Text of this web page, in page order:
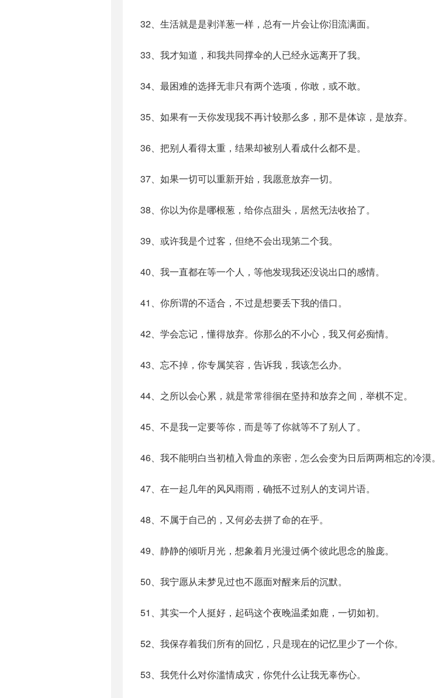
32、生活就是是剥洋葱一样，总有一片会让你泪流满面。
33、我才知道，和我共同撑伞的人已经永远离开了我。
34、最困难的选择无非只有两个选项，你敢，或不敢。
35、如果有一天你发现我不再计较那么多，那不是体谅，是放弃。
36、把别人看得太重，结果却被别人看成什么都不是。
37、如果一切可以重新开始，我愿意放弃一切。
38、你以为你是哪根葱，给你点甜头，居然无法收拾了。
39、或许我是个过客，但绝不会出现第二个我。
40、我一直都在等一个人，等他发现我还没说出口的感情。
41、你所谓的不适合，不过是想要丢下我的借口。
42、学会忘记，懂得放弃。你那么的不小心，我又何必痴情。
43、忘不掉，你专属笑容，告诉我，我该怎么办。
44、之所以会心累，就是常常徘徊在坚持和放弃之间，举棋不定。
45、不是我一定要等你，而是等了你就等不了别人了。
46、我不能明白当初植入骨血的亲密，怎么会变为日后两两相忘的冷漠。
47、在一起几年的风风雨雨，确抵不过别人的支词片语。
48、不属于自己的，又何必去拼了命的在乎。
49、静静的倾听月光，想象着月光漫过俩个彼此思念的脸庞。
50、我宁愿从未梦见过也不愿面对醒来后的沉默。
51、其实一个人挺好，起码这个夜晚温柔如鹿，一切如初。
52、我保存着我们所有的回忆，只是现在的记忆里少了一个你。
53、我凭什么对你滥情成灾，你凭什么让我无辜伤心。